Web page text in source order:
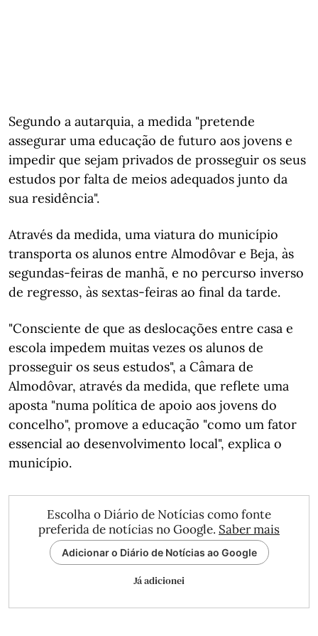
Segundo a autarquia, a medida "pretende
assegurar uma educação de futuro aos jovens e
impedir que sejam privados de prosseguir os seus
estudos por falta de meios adequados junto da
sua residência".
Através da medida, uma viatura do município
transporta os alunos entre Almodôvar e Beja, às
segundas-feiras de manhã, e no percurso inverso
de regresso, às sextas-feiras ao final da tarde.
"Consciente de que as deslocações entre casa e
escola impedem muitas vezes os alunos de
prosseguir os seus estudos", a Câmara de
Almodôvar, através da medida, que reflete uma
aposta "numa política de apoio aos jovens do
concelho", promove a educação "como um fator
essencial ao desenvolvimento local", explica o
município.
Escolha o Diário de Notícias como fonte
preferida de notícias no Google. Saber mais
Adicionar o Diário de Notícias ao Google
Já adicionei